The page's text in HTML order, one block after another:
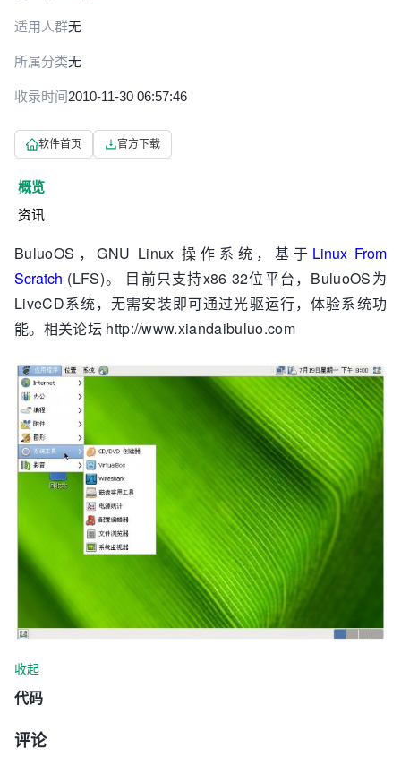
适用人群无
所属分类无
收录时间2010-11-30 06:57:46
软件首页 官方下载
概览
资讯
BuluoOS，GNU Linux 操作系统，基于 Linux From
Scratch (LFS)。 目前只支持x86 32位平台，BuluoOS为
LiveCD系统，无需安装即可通过光驱运行，体验系统功
能。相关论坛 http://www.xiandaibuluo.com
收起
代码
评论